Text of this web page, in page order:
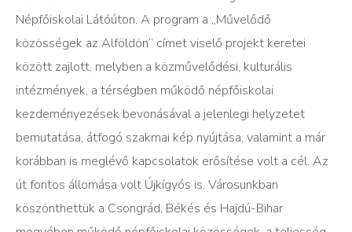
Népfőiskolai Látóúton. A program a „Művelődő
közösségek az Alföldön” címet viselő projekt keretei
között zajlott, melyben a közművelődési, kulturális
intézmények, a térségben működő népfőiskolai
kezdeményezések bevonásával a jelenlegi helyzetet
bemutatása, átfogó szakmai kép nyújtása, valamint a már
korábban is meglévő kapcsolatok erősítése volt a cél. Az
út fontos állomása volt Újkígyós is. Városunkban
köszönthettük a Csongrád, Békés és Hajdú-Bihar